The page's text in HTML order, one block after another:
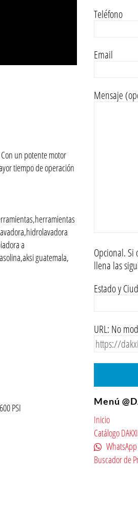
un potente motor
tiempo de operación
a
guatemala,
PSI
Teléfono
Email
Mensaje
Opcional. Si
llena las
Estado y
URL: No
Menú
Inicio
Catálogo
WhatsApp
Buscador de